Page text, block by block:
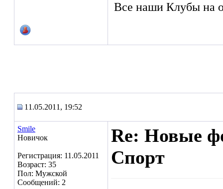
Все наши Клубы на
11.05.2011, 19:52
Smile
Новичок
Регистрация: 11.05.2011
Возраст: 35
Пол: Мужской
Сообщений: 2
Re: Новые
Спорт